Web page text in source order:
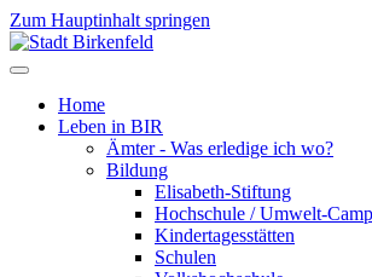
Zum Hauptinhalt springen
Home
Leben in BIR
Ämter - Was erledige ich wo?
Bildung
Elisabeth-Stiftung
Hochschule / Umwelt-
Kindertagesstätten
Schulen